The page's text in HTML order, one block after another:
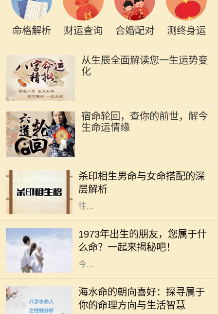
命格解析 财运查询 合婚配对 测终身运
从生辰全面解读您一生运势变
化
宿命轮回，查你的前世，解今
生命运情缘
杀印相生男命与女命搭配的深
层解析
个重要的话题，尤其是杀印相生的男
命。这种命格的特点是：杀星有力，
印绶相生，意味着这个男性的个性往
往...
1973年出生的朋友，您属于什
么命？一起来揭秘吧！
在中华文化中，每个人的命运都与其
出生的年份、五行和生肖密切相关。
1973年，这个年份不仅是新历史的起
点，更是成千上万生命的诞生之年。
今...
海水命的朝向喜好：探寻属于
你的命理方向与生活智慧
在命理学中，海水命是一种受人喜爱
的命格。它代表着依赖变化与流动的
特性，仿佛大海一般，能够包容万
象，适应环境。而海水命的人在选择